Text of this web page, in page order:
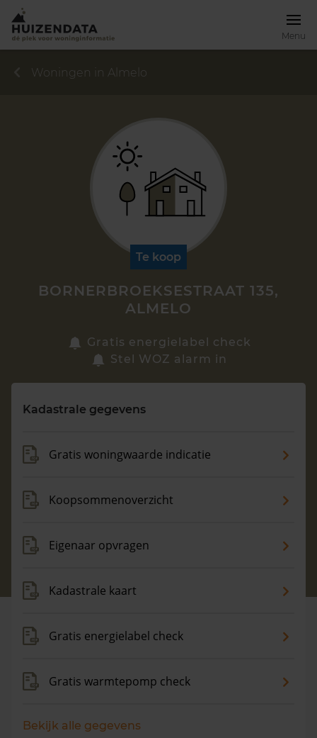
Menu
Vragen? Neem contact met ons op
088 220 4200
Woningen in Almelo
Te koop
BORNERBROEKSESTRAAT 135,
ALMELO
Gratis energielabel check
Stel WOZ alarm in
Kadastrale gegevens
Gratis woningwaarde indicatie
Koopsommenoverzicht
Eigenaar opvragen
Kadastrale kaart
Gratis energielabel check
Gratis warmtepomp check
Bekijk alle gegevens